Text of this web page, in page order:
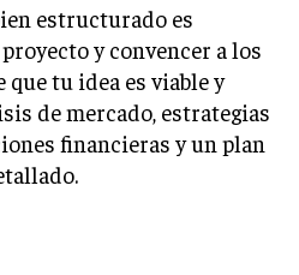
Antonia Vega. Descubrí mi pasión
a temprana edad,
carrera a entender y difundir la
Además, me encanta cocinar
por la comida y la innovación.
y domina los buscadores,
estructurado es
y convencer a los
tu idea es viable y
de mercado, estrategias
financieras y un plan